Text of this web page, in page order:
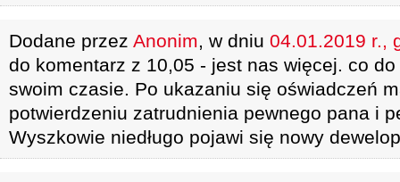
Dodane przez Anonim, w dniu 04.01.2019 r.,
do komentarz z 10,05 - jest nas więcej. co
swoim czasie. Po ukazaniu się oświadczeń
potwierdzeniu zatrudnienia pewnego pana i
Wyszkowie niedługo pojawi się nowy